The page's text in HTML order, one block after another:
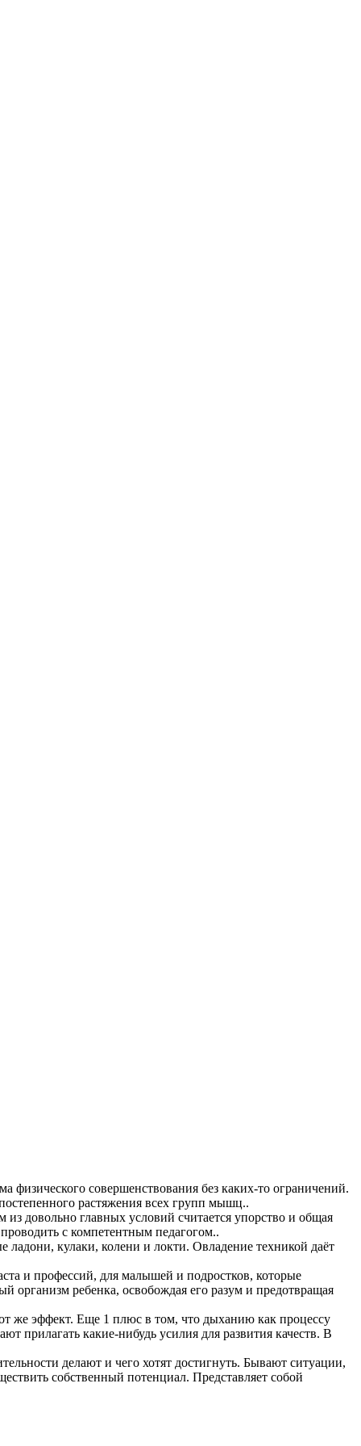
физического совершенствования без каких-то ограничений.
растяжения всех групп мышц..
довольно главных условий считается упорство и общая
с компетентным педагогом..
ладони, кулаки, колени и локти. Овладение техникой даёт
и профессий, для малышей и подростков, которые
организм ребенка, освобождая его разум и предотвращая
же эффект. Еще 1 плюс в том, что дыханию как процессу
прилагать какие-нибудь усилия для развития качеств. В
делают и чего хотят достигнуть. Бывают ситуации,
собственный потенциал. Представляет собой